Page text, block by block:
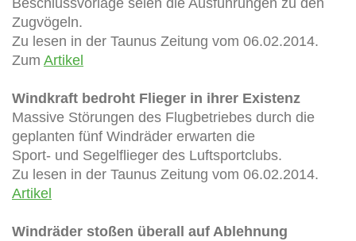
Zugvögeln.
Zu lesen in der Taunus Zeitung vom 06.02.2014.
Zum Artikel
Windkraft bedroht Flieger in ihrer Existenz
Massive Störungen des Flugbetriebes durch die
geplanten fünf Windräder erwarten die
Sport- und Segelflieger des Luftsportclubs.
Zu lesen in der Taunus Zeitung vom 06.02.2014.
Artikel
Windräder stoßen überall auf Ablehnung